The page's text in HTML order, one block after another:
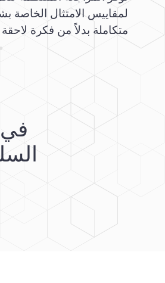
متكاملة بدلاً من فكرة لاحقة